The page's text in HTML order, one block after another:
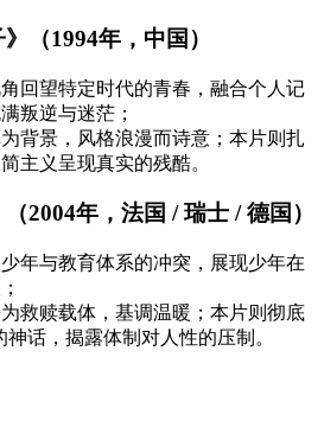
（1994年，中国）
角回望特定时代的青春，融合个人记
叛逆与迷茫；
为背景，风格浪漫而诗意；本片则扎
主义呈现真实的残酷。
2004年，法国 / 瑞士 / 德国）
少年与教育体系的冲突，展现少年在
为救赎载体，基调温暖；本片则彻底
神话，揭露体制对人性的压制。